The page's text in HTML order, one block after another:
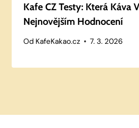
Kafe CZ Testy: Která Káva
Nejnovějším Hodnocení
Od KafeKakao.cz 7. 3. 2026